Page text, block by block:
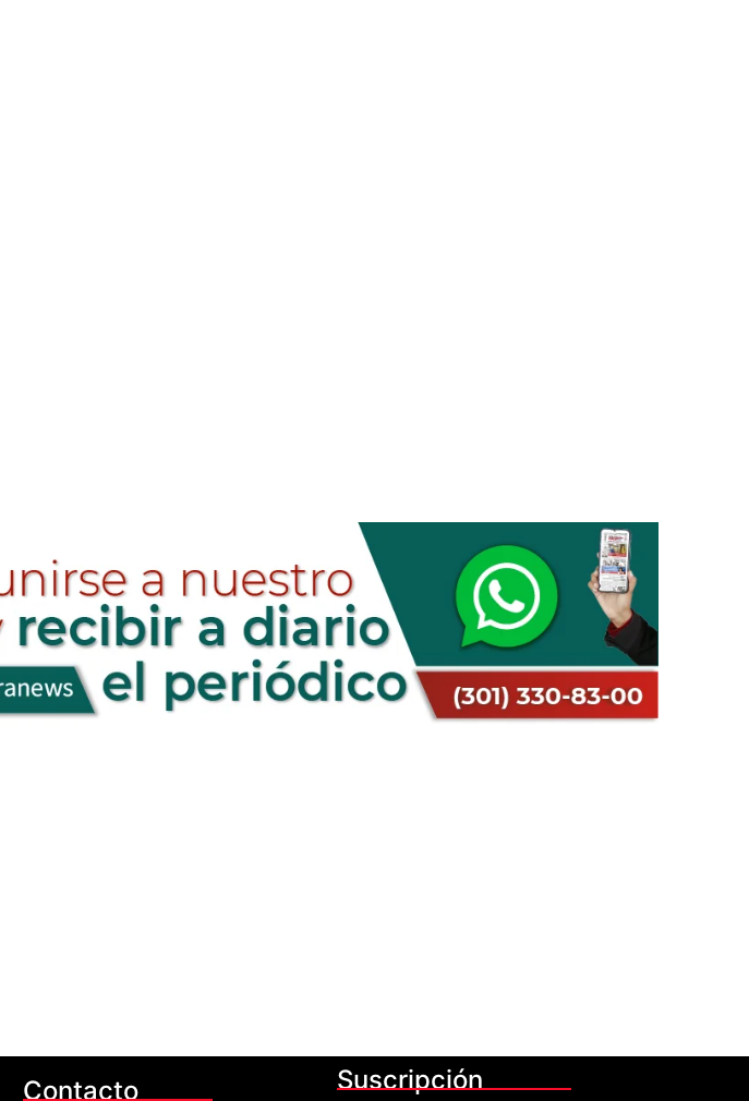
Contacto Suscripción